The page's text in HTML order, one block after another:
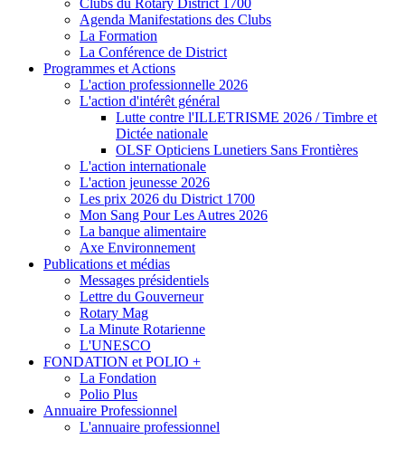
Agenda Manifestations des Clubs
La Formation
La Conférence de District
Programmes et Actions
L'action professionnelle 2026
L'action d'intérêt général
Lutte contre l'ILLETRISME 2026 / Timbre et
Dictée nationale
OLSF Opticiens Lunetiers Sans Frontières
L'action internationale
L'action jeunesse 2026
Les prix 2026 du District 1700
Mon Sang Pour Les Autres 2026
La banque alimentaire
Axe Environnement
Publications et médias
Messages présidentiels
Lettre du Gouverneur
Rotary Mag
La Minute Rotarienne
L'UNESCO
FONDATION et POLIO +
La Fondation
Polio Plus
Annuaire Professionnel
L'annuaire professionnel